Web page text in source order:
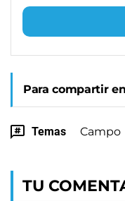
Para compartir
Temas Campo
TU